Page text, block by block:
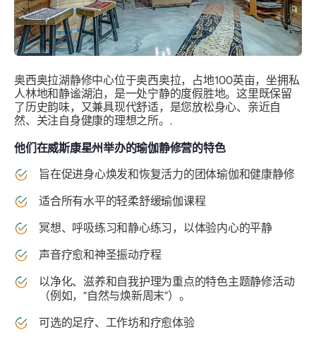
奥西奥拉湖静修中心位于奥西奥拉，占地100英亩，坐拥私
人林地和静谧湖泊，是一处宁静的度假胜地。这里既保留
了历史韵味，又兼具现代舒适，是您放松身心、亲近自
然、关注自身健康的理想之所。.
他们在威斯康星州举办的瑜伽静修营的特色
旨在促进身心焕发和恢复活力的团体瑜伽和健康静修
适合所有水平的轻柔舒缓瑜伽课程
冥想、呼吸练习和静心练习，以体验内心的平静
声音疗愈和神圣振动疗程
以净化、滋养和自我护理为重点的特色主题静修活动
（例如，“自然与焕新周末”）。
可选的足疗、工作坊和疗愈体验